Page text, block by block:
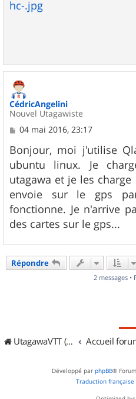
hc-.jpg
CédricAngelini
Nouvel Utagawiste
M
s
s
a
g
e
04 mai 2016, 23:17
Bonjour, moi j'utilise
ubuntu linux. Je
utagawa et je les
envoie sur le gps
fonctionne. Je n'arrive
des cartes sur le gps...
Répondre
2 messages •
UtagawaVTT (Randos VTT et VTTAE avec traces GPS) Accueil
Développé par phpBB®
Traduction